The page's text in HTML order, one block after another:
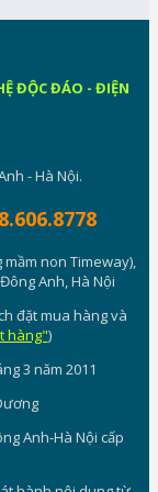
ĐỘC ĐÁO - ĐIỆN
- Hà Nội.
mầm non Timeway),
Anh, Hà Nội
đặt mua hàng và
hàng")
3 năm 2011
Anh-Hà Nội cấp